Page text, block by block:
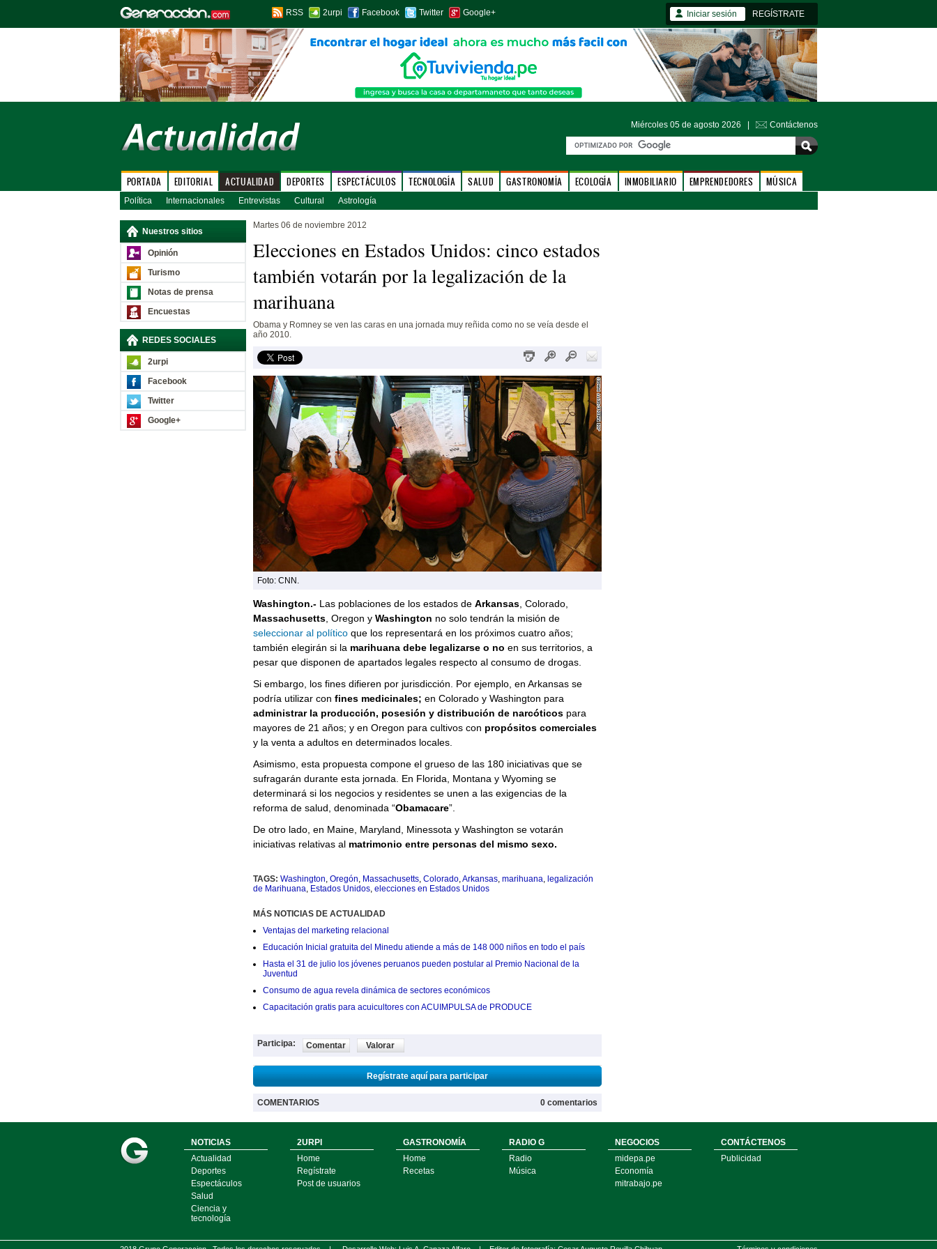
RSS 2urpi Facebook Twitter Google+ Iniciar sesión REGÍSTRATE
Miércoles 05 de agosto 2026 | Contáctenos
PORTADA EDITORIAL ACTUALIDAD DEPORTES ESPECTÁCULOS TECNOLOGÍA SALUD GASTRONOMÍA ECOLOGÍA INMOBILIARIO EMPRENDEDORES MÚSICA
Política Internacionales Entrevistas Cultural Astrología
Nuestros sitios
Opinión
Turismo
Notas de prensa
Encuestas
REDES SOCIALES
2urpi
Facebook
Twitter
Google+
Martes 06 de noviembre 2012
Elecciones en Estados Unidos: cinco estados
también votarán por la legalización de la
marihuana
Obama y Romney se ven las caras en una jornada muy reñida como no se veía desde el
año 2010.
Foto: CNN.
Washington.-Las poblaciones de los estados de Arkansas, Colorado,
Massachusetts, Oregon y Washington no solo tendrán la misión de
seleccionar al políticoque los representará en los próximos cuatro años;
también elegirán si la marihuana debe legalizarse o no en sus territorios, a
pesar que disponen de apartados legales respecto al consumo de drogas.
Si embargo, los fines difieren por jurisdicción. Por ejemplo, en Arkansas se
podría utilizar con fines medicinales; en Colorado y Washington para
administrar la producción, posesión y distribución de narcóticospara
mayores de 21 años; y en Oregon para cultivos con propósitos comerciales
y la venta a adultos en determinados locales.
Asimismo, esta propuesta compone el grueso de las 180 iniciativas que se
sufragarán durante esta jornada. En Florida, Montana y Wyoming se
determinará si los negocios y residentes se unen a las exigencias de la
reforma de salud, denominada “Obamacare”.
De otro lado, en Maine, Maryland, Minessota y Washington se votarán
iniciativas relativas almatrimonio entre personas del mismo sexo.
TAGS: Washington, Oregón, Massachusetts, Colorado,Arkansas, marihuana, legalización
de Marihuana, Estados Unidos, elecciones en Estados Unidos
MÁS NOTICIAS DE ACTUALIDAD
Ventajas del marketing relacional
Educación Inicial gratuita del Minedu atiende a más de 148 000 niños en todo el país
Hasta el 31 de julio los jóvenes peruanos pueden postular al Premio Nacional de la
Juventud
Consumo de agua revela dinámica de sectores económicos
Capacitación gratis para acuicultores con ACUIMPULSA de PRODUCE
Participa: Comentar Valorar
Regístrate aquí para participar
COMENTARIOS 0 comentarios
NOTICIAS
Actualidad
Deportes
Espectáculos
Salud
Ciencia y
tecnología
2URPI
Home
Regístrate
Post de usuarios
GASTRONOMÍA
Home
Recetas
RADIO G
Radio
Música
NEGOCIOS
midepa.pe
Economía
mitrabajo.pe
CONTÁCTENOS
Publicidad